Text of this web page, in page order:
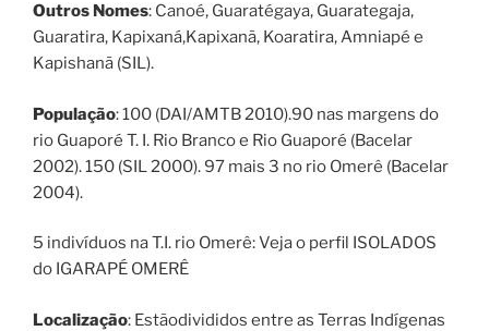
Outros Nomes: Canoé, Guaratégaya, Guarategaja,
Guaratira, Kapixaná,Kapixanã, Koaratira, Amniapé e
Kapishanã (SIL).
População: 100 (DAI/AMTB 2010).90 nas margens do
rio Guaporé T. I. Rio Branco e Rio Guaporé (Bacelar
2002). 150 (SIL 2000). 97 mais 3 no rio Omerê (Bacelar
2004).
5 indivíduos na T.I. rio Omerê: Veja o perfil ISOLADOS
do IGARAPÉ OMERÊ
Localização: Estãodivididos entre as Terras Indígenas